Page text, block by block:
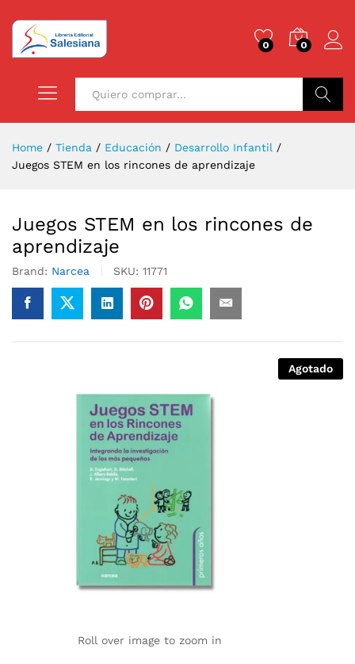
0 0
Home / Tienda / Educación / Desarrollo Infantil /
Juegos STEM en los rincones de aprendizaje
Juegos STEM en los rincones de
aprendizaje
Brand: Narcea SKU: 11771
Agotado
Roll over image to zoom in